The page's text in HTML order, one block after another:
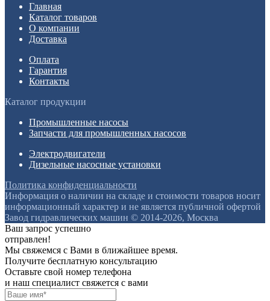
Главная
Каталог товаров
О компании
Доставка
Оплата
Гарантия
Контакты
Каталог продукции
Промышленные насосы
Запчасти для промышленных насосов
Электродвигатели
Дизельные насосные установки
Политика конфиденциальности
Информация о наличии на складе и стоимости товаров носит
информационный характер и не является публичной офертой
Завод гидравлических машин © 2014-2026, Москва
Ваш запрос успешно
отправлен!
Мы свяжемся с Вами в ближайшее время.
Получите бесплатную консультацию
Оставьте свой номер телефона
и наш специалист свяжется с вами